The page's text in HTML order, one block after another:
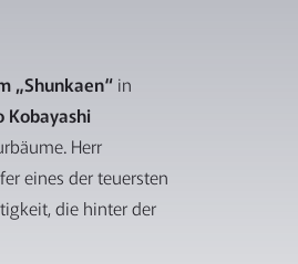
„Shunkaen“ in
Kobayashi
Herr
eines der teuersten
die hinter der